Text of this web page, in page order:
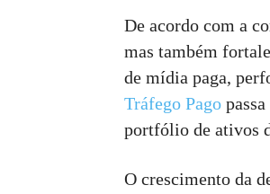
De acordo com a
mas também
de mídia paga,
Tráfego Pago
portfólio de ativos
O crescimento da